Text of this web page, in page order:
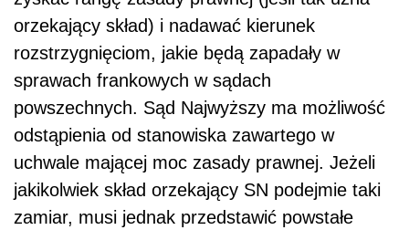
orzekający skład) i nadawać kierunek
rozstrzygnięciom, jakie będą zapadały w
sprawach frankowych w sądach
powszechnych. Sąd Najwyższy ma możliwość
odstąpienia od stanowiska zawartego w
uchwale mającej moc zasady prawnej. Jeżeli
jakikolwiek skład orzekający SN podejmie taki
zamiar, musi jednak przedstawić powstałe